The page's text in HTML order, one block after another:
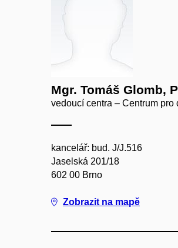
Mgr. Tomáš Glomb,
vedoucí centra – Centrum
kancelář: bud. J/J.516
Jaselská 201/18
602 00 Brno
Zobrazit na mapě